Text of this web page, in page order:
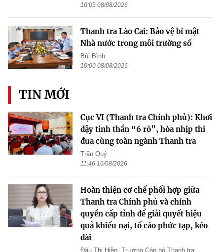
10:05 08/08/2026
Thanh tra Lào Cai: Bảo vệ bí mật
Nhà nước trong môi trường số
Bùi Bình
10:00 08/08/2026
TIN MỚI
Cục VI (Thanh tra Chính phủ): Khơi
dậy tinh thần “6 rõ”, hòa nhịp thi
đua cùng toàn ngành Thanh tra
Trần Quý
11:46 10/08/2026
Hoàn thiện cơ chế phối hợp giữa
Thanh tra Chính phủ và chính
quyền cấp tỉnh để giải quyết hiệu
quả khiếu nại, tố cáo phức tạp, kéo
dài
Đậu Thị Hiền, Trường Cán bộ Thanh tra